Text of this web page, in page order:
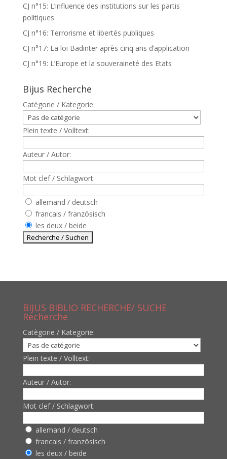
CJ n°15: L’influence des institutions sur les partis
politiques
CJ n°16: Terrorisme et libertés publiques
CJ n°17: La loi Badinter après cinq ans d’application
CJ n°19: L’Europe et la souveraineté des Etats
Bijus Recherche
Catègorie / Kategorie:
Plein texte / Volltext:
Auteur / Autor:
Mot clef / Schlagwort:
allemand / deutsch
francais / französisch
les deux / beide
BIJUS BIBLIO RECHERCHE/ SUCHE
Recherche
Catègorie / Kategorie:
Plein texte / Volltext:
Auteur / Autor:
Mot clef / Schlagwort:
allemand / deutsch
francais / französisch
les deux / beide